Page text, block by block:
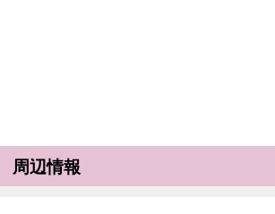
周辺情報